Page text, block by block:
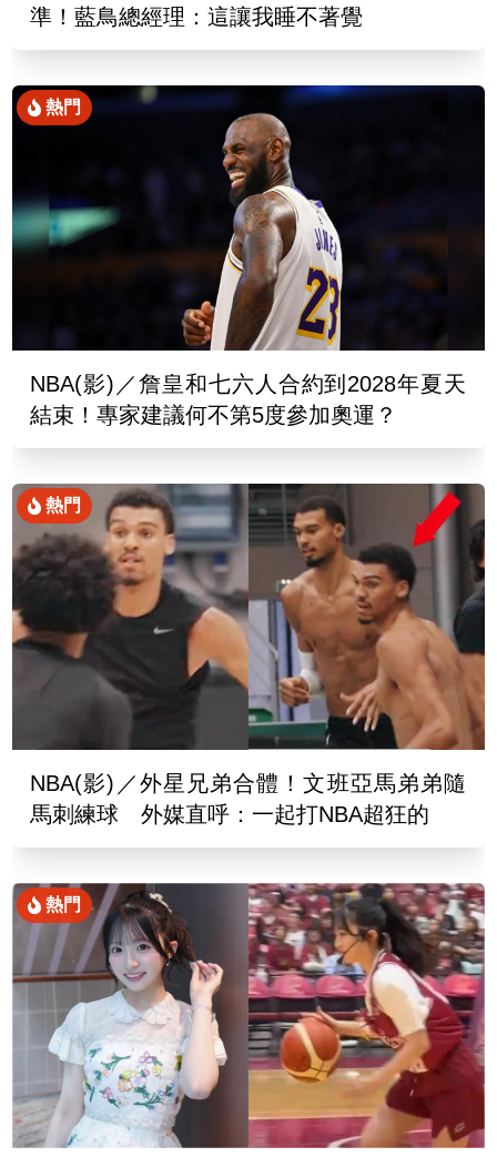
準！藍鳥總經理：這讓我睡不著覺
熱門
NBA(影)／詹皇和七六人合約到2028年夏天
結束！專家建議何不第5度參加奧運？
熱門
NBA(影)／外星兄弟合體！文班亞馬弟弟隨
馬刺練球 外媒直呼：一起打NBA超狂的
熱門